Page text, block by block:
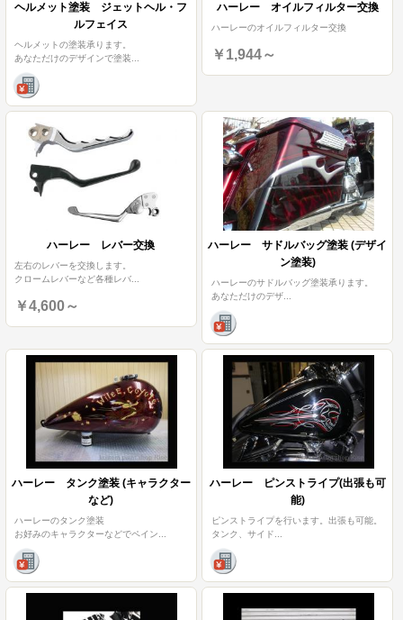
ヘルメット塗装 ジェットヘル・フ
ルフェイス
ヘルメットの塗装承ります。
あなただけのデザインで塗装...
ハーレー オイルフィルター交換
ハーレーのオイルフィルター交換
￥1,944～
ハーレー レバー交換
左右のレバーを交換します。
クロームレバーなど各種レバ...
￥4,600～
ハーレー サドルバッグ塗装 (デザイ
ン塗装)
ハーレーのサドルバッグ塗装承ります。
あなただけのデザ...
ハーレー タンク塗装 (キャラクター
など)
ハーレーのタンク塗装
お好みのキャラクターなどでペイン...
ハーレー ピンストライプ(出張も可
能)
ピンストライプを行います。出張も可能。
タンク、サイド...